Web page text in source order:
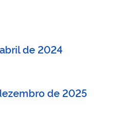
de 2024
de 2025